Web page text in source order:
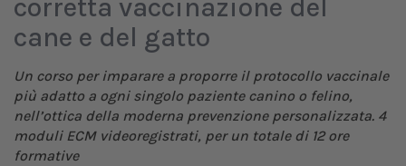
corretta vaccinazione del
cane e del gatto
Un corso per imparare a proporre il protocollo vaccinale
più adatto a ogni singolo paziente canino o felino,
nell’ottica della moderna prevenzione personalizzata. 4
moduli ECM videoregistrati, per un totale di 12 ore
formative